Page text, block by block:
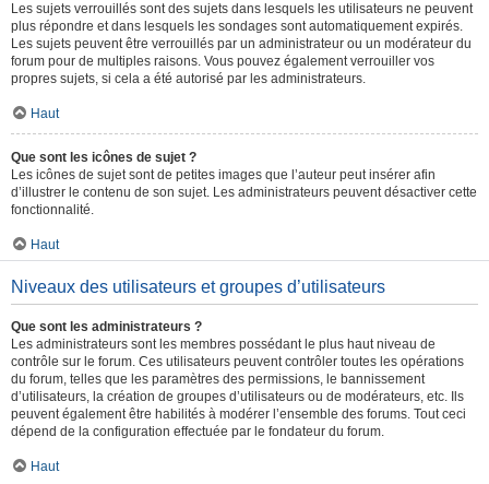
Les sujets verrouillés sont des sujets dans lesquels les utilisateurs ne peuvent
plus répondre et dans lesquels les sondages sont automatiquement expirés.
Les sujets peuvent être verrouillés par un administrateur ou un modérateur du
forum pour de multiples raisons. Vous pouvez également verrouiller vos
propres sujets, si cela a été autorisé par les administrateurs.
Haut
Que sont les icônes de sujet ?
Les icônes de sujet sont de petites images que l’auteur peut insérer afin
d’illustrer le contenu de son sujet. Les administrateurs peuvent désactiver cette
fonctionnalité.
Haut
Niveaux des utilisateurs et groupes d’utilisateurs
Que sont les administrateurs ?
Les administrateurs sont les membres possédant le plus haut niveau de
contrôle sur le forum. Ces utilisateurs peuvent contrôler toutes les opérations
du forum, telles que les paramètres des permissions, le bannissement
d’utilisateurs, la création de groupes d’utilisateurs ou de modérateurs, etc. Ils
peuvent également être habilités à modérer l’ensemble des forums. Tout ceci
dépend de la configuration effectuée par le fondateur du forum.
Haut